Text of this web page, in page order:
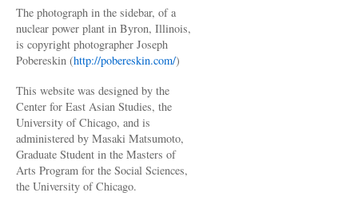
The photograph in the sidebar, of a
nuclear power plant in Byron, Illinois,
is copyright photographer Joseph
Pobereskin (http://pobereskin.com/)
This website was designed by the
Center for East Asian Studies, the
University of Chicago, and is
administered by Masaki Matsumoto,
Graduate Student in the Masters of
Arts Program for the Social Sciences,
the University of Chicago.